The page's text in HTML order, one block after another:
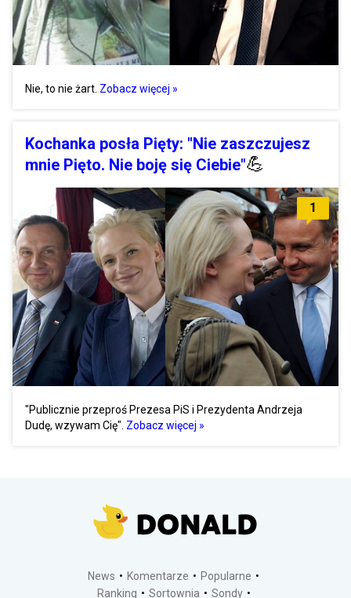
Nie, to nie żart. Zobacz więcej »
Kochanka posła Pięty: "Nie zaszczujesz
mnie Pięto. Nie boję się Ciebie"💪
1
"Publicznie przeproś Prezesa PiS i Prezydenta Andrzeja
Dudę, wzywam Cię". Zobacz więcej »
News Komentarze
Popularne
Ranking
Sortownia Sondy